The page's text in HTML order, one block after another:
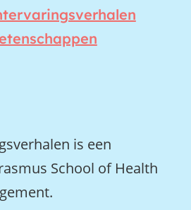
is een
School of Health